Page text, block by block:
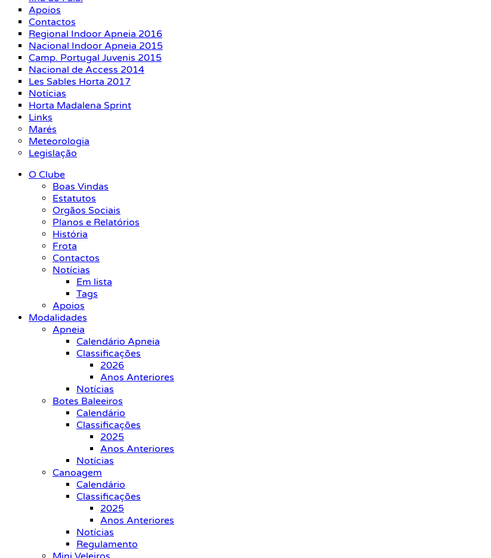
Apoios
Contactos
Regional Indoor Apneia 2016
Nacional Indoor Apneia 2015
Camp. Portugal Juvenis 2015
Nacional de Access 2014
Les Sables Horta 2017
Notícias
Horta Madalena Sprint
Links
Marés
Meteorologia
Legislação
O Clube
Boas Vindas
Estatutos
Orgãos Sociais
Planos e Relatórios
História
Frota
Contactos
Notícias
Em lista
Tags
Apoios
Modalidades
Apneia
Calendário Apneia
Classificações
2026
Anos Anteriores
Notícias
Botes Baleeiros
Calendário
Classificações
2025
Anos Anteriores
Notícias
Canoagem
Calendário
Classificações
2025
Anos Anteriores
Notícias
Regulamento